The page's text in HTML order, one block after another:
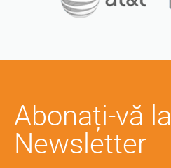
Abonați-vă la
Newsletter